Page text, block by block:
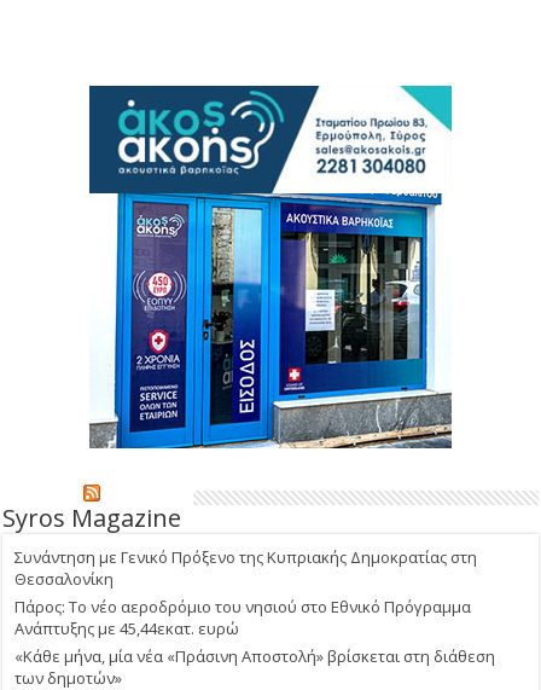
Syros Magazine
Συνάντηση με Γενικό Πρόξενο της Κυπριακής Δημοκρατίας στη
Θεσσαλονίκη
Πάρος: Το νέο αεροδρόμιο του νησιού στο Εθνικό Πρόγραμμα
Ανάπτυξης με 45,44εκατ. ευρώ
«Κάθε μήνα, μία νέα «Πράσινη Αποστολή» βρίσκεται στη διάθεση
των δημοτών»